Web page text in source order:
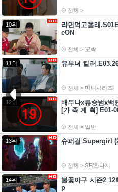
전체 >
10위
라면먹고올래
eON
전체 > 오락
11위 유부녀 킬러
전체 > 미니시리즈
12위
배두나x류승범x백
[가 족 계 획] E01-
전체 > 일반
13위 슈퍼걸 Supergirl
전체 > SF/환타지
14위
불꽃야구 시즌2
p